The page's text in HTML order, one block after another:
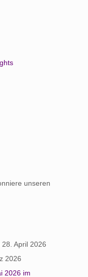
unseren
28. April 2026
2026
2026 im